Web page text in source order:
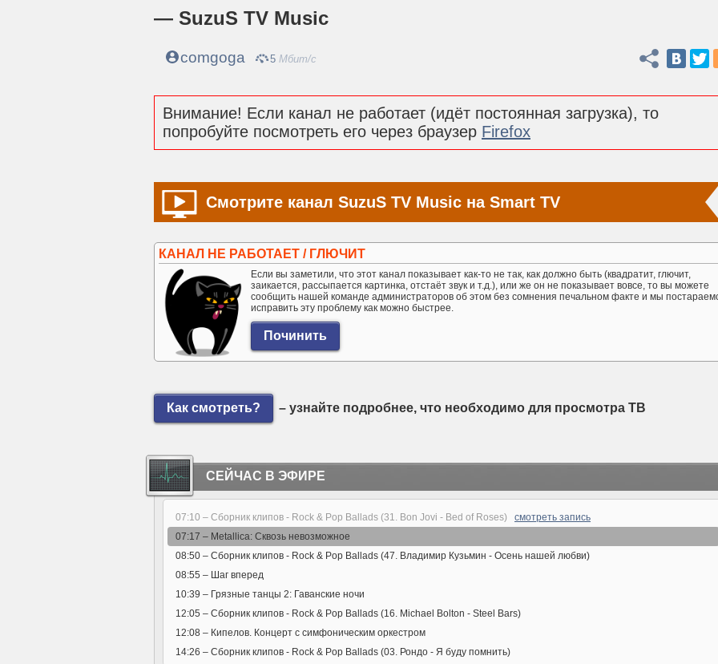
— SuzuS TV Music
comgoga 5 Мбит/с Поделиться
Внимание! Если канал не работает (идёт постоянная загрузка), то
попробуйте посмотреть его через браузер Firefox
Смотрите канал SuzuS TV Music на Smart TV
КАНАЛ НЕ РАБОТАЕТ / ГЛЮЧИТ
Если вы заметили, что этот канал показывает как-то не так, как должно быть (квадратит, глючит,
заикается, рассыпается картинка, отстаёт звук и т.д.), или же он не показывает вовсе, то вы можете
сообщить нашей команде администраторов об этом без сомнения печальном факте и мы
исправить эту проблему как можно быстрее.
Как смотреть? – узнайте подробнее, что необходимо для просмотра ТВ
СЕЙЧАС В ЭФИРЕ
07:10 – Сборник клипов - Rock & Pop Ballads (31. Bon Jovi - Bed of Roses) смотреть запись
07:17 – Metallica: Сквозь невозможное
08:50 – Сборник клипов - Rock & Pop Ballads (47. Владимир Кузьмин - Осень нашей любви)
08:55 – Шаг вперед
10:39 – Грязные танцы 2: Гаванские ночи
12:05 – Сборник клипов - Rock & Pop Ballads (16. Michael Bolton - Steel Bars)
12:08 – Кипелов. Концерт с симфоническим оркестром
14:26 – Сборник клипов - Rock & Pop Ballads (03. Рондо - Я буду помнить)